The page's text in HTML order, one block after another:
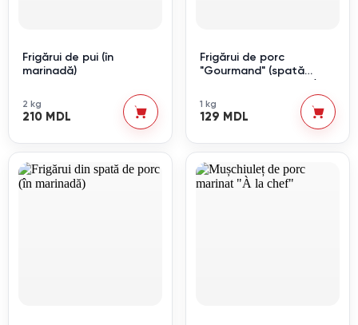
Frigărui de pui (în
marinadă)
2 kg
210 MDL
Frigărui de porc
"Gourmand" (spată
1 kg
129 MDL